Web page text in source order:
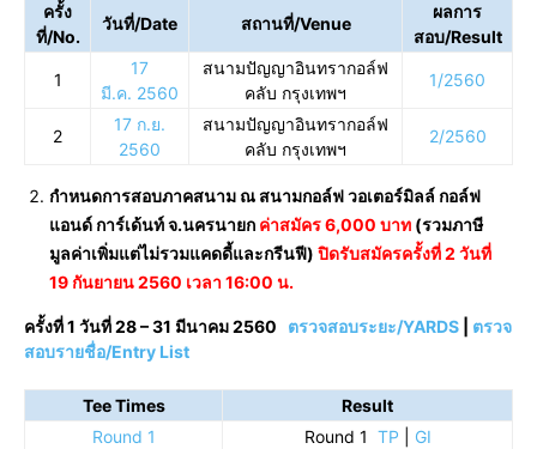
ครั้ง
ที่/No.
วันที่/Date สถานที่/Venue
ผลการ
สอบ/Result
1
17
มี.ค. 2560
สนามปัญญาอินทรากอล์ฟ
คลับ กรุงเทพฯ
1/2560
2
17 ก.ย.
2560
สนามปัญญาอินทรากอล์ฟ
คลับ กรุงเทพฯ
2/2560
กำหนดการสอบภาคสนาม ณ สนามกอล์ฟ วอเตอร์มิลล์ กอล์ฟ
แอนด์ การ์เด้นท์ จ.นครนายก ค่าสมัคร 6,000 บาท (รวมภาษี
มูลค่าเพิ่มแต่ไม่รวมแคดดี้และกรีนฟี) ปิดรับสมัครครั้งที่ 2 วันที่
19 กันยายน 2560 เวลา 16:00 น.
ครั้งที่ 1 วันที่ 28 – 31 มีนาคม 2560 ตรวจสอบระยะ/YARDS
ตรวจ
สอบรายชื่อ/Entry List
Tee Times
Result
Round 1
Round 1 TP
GI